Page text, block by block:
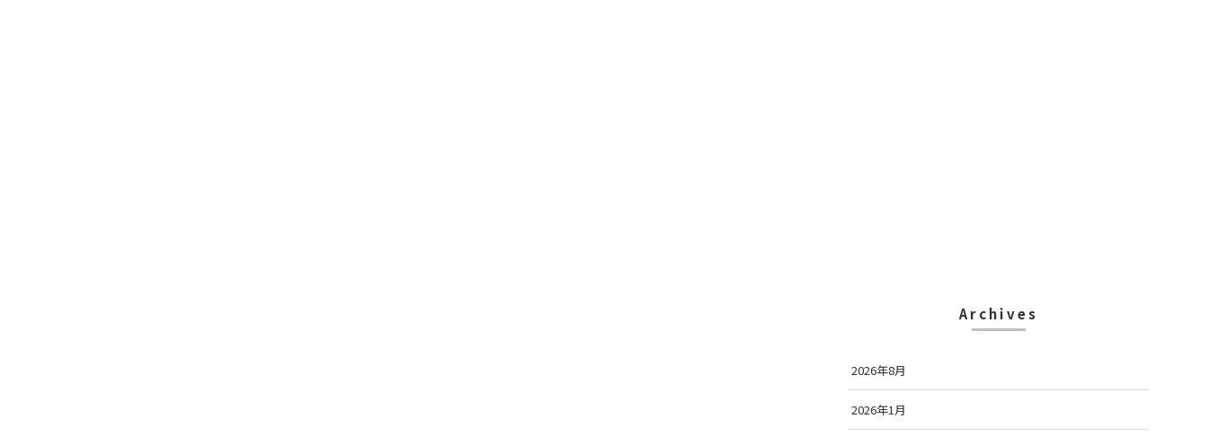
Archives
2026年8月
2026年1月